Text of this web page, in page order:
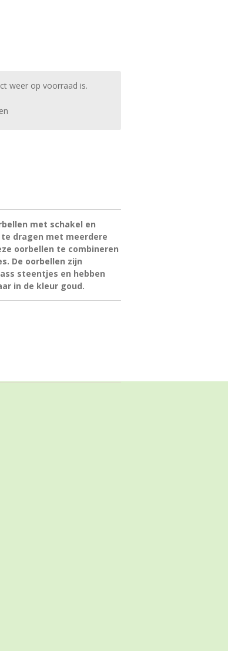
weer op voorraad is.
met schakel en
dragen met meerdere
oorbellen te combineren
De oorbellen zijn
steentjes en hebben
in de kleur goud.